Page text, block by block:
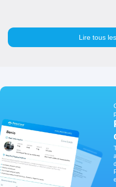
Lire tous